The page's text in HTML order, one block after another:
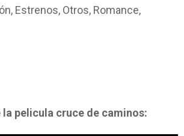
Estrenos, Otros, Romance,
pelicula cruce de caminos: